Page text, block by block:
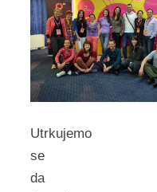
Utrkujemo
se
da